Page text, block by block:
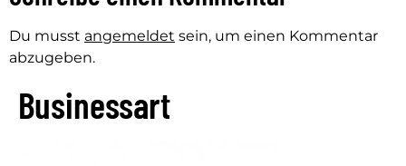
Du musst angemeldet sein, um einen Kommentar
abzugeben.
Businessart